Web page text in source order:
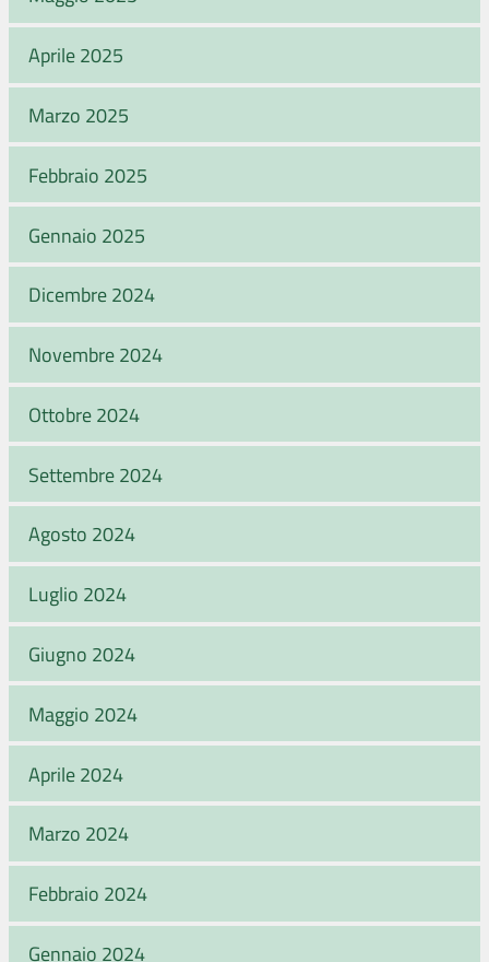
Aprile 2025
Marzo 2025
Febbraio 2025
Gennaio 2025
Dicembre 2024
Novembre 2024
Ottobre 2024
Settembre 2024
Agosto 2024
Luglio 2024
Giugno 2024
Maggio 2024
Aprile 2024
Marzo 2024
Febbraio 2024
Gennaio 2024